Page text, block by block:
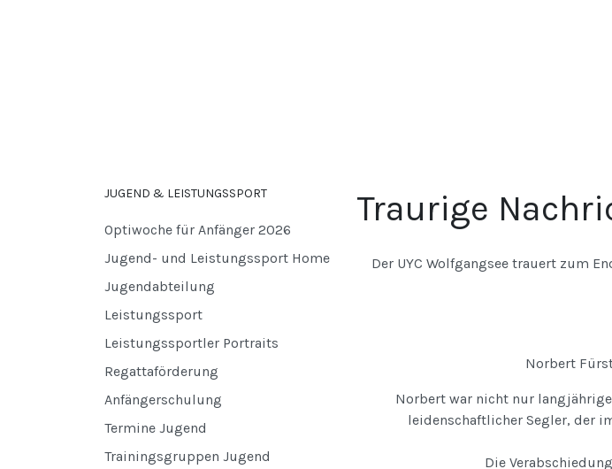
Traurige
Der UYC Wolfgangsee trauert zum
Norbert
Norbert war nicht nur
leidenschaftlicher Segler, der
Die
JUGEND & LEISTUNGSSPORT
Optiwoche für Anfänger 2026
Jugend- und Leistungssport Home
Jugendabteilung
Leistungssport
Leistungssportler Portraits
Regattaförderung
Anfängerschulung
Termine Jugend
Trainingsgruppen Jugend